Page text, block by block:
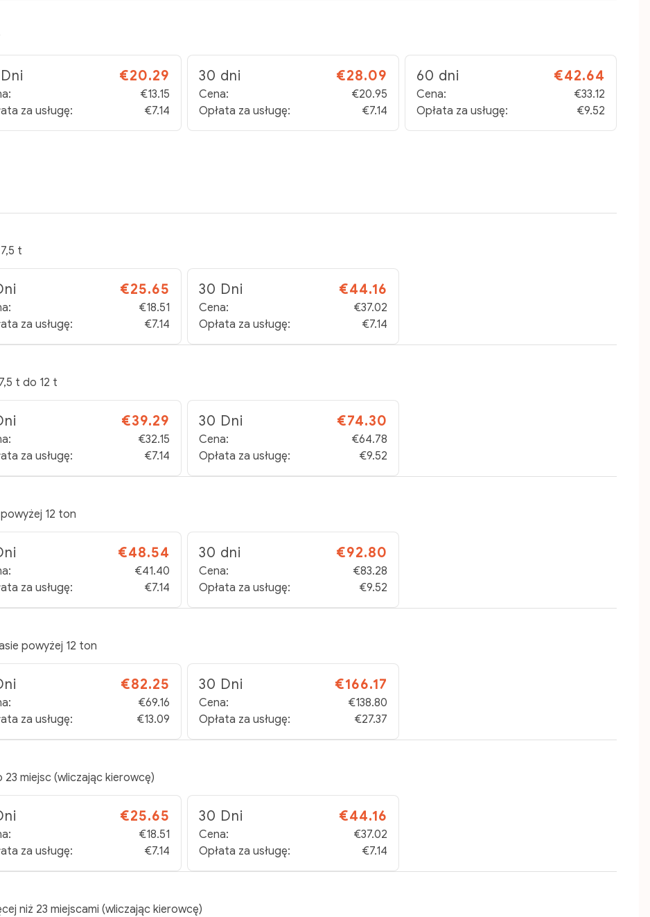
€20.29
€13.15
za usługę:
€7.14
30 dni €28.09
Cena:
€20.95
Opłata za usługę:
€7.14
60 dni €42.64
Cena:
€33.12
Opłata za usługę:
€9.52
t
€25.65
€18.51
za usługę:
€7.14
30 Dni €44.16
Cena:
€37.02
Opłata za usługę:
€7.14
t do 12 t
€39.29
€32.15
za usługę:
€7.14
30 Dni €74.30
Cena:
€64.78
Opłata za usługę:
€9.52
12 ton
€48.54
€41.40
za usługę:
€7.14
30 dni €92.80
Cena:
€83.28
Opłata za usługę:
€9.52
powyżej 12 ton
€82.25
€69.16
za usługę:
€13.09
30 Dni €166.17
Cena:
€138.80
Opłata za usługę:
€27.37
miejsc (wliczając kierowcę)
€25.65
€18.51
za usługę:
€7.14
30 Dni €44.16
Cena:
€37.02
Opłata za usługę:
€7.14
niż 23 miejscami (wliczając kierowcę)